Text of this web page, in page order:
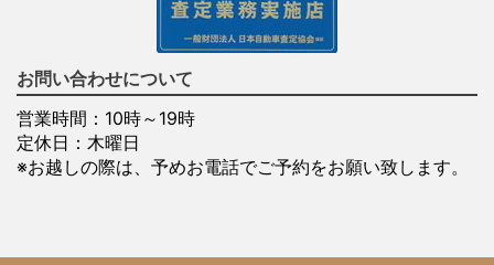
お問い合わせについて
営業時間：10時～19時
定休日：木曜日
※お越しの際は、予めお電話でご予約をお願い致します。